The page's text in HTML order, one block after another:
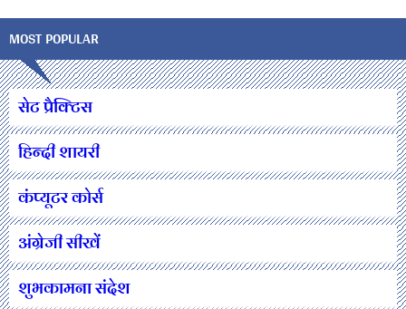
MOST POPULAR
सेट प्रैक्टिस
हिन्दी शायरी
कंप्यूटर कोर्स
अंग्रेजी सीखें
शुभकामना संदेश